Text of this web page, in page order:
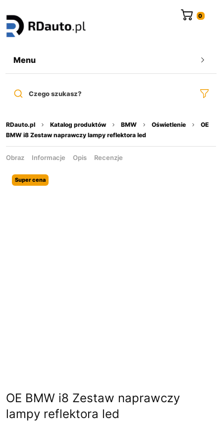
Menu
Czego szukasz?
RDauto.pl Katalog produktów BMW Oświetlenie
OE
BMW i8 Zestaw naprawczy lampy reflektora led
Obraz Informacje Opis Recenzje
Super cena
OE BMW i8 Zestaw naprawczy
lampy reflektora led